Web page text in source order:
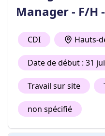
Manager - F/H
CDI Hauts-
Date de début : 31
Travail sur site
non spécifié